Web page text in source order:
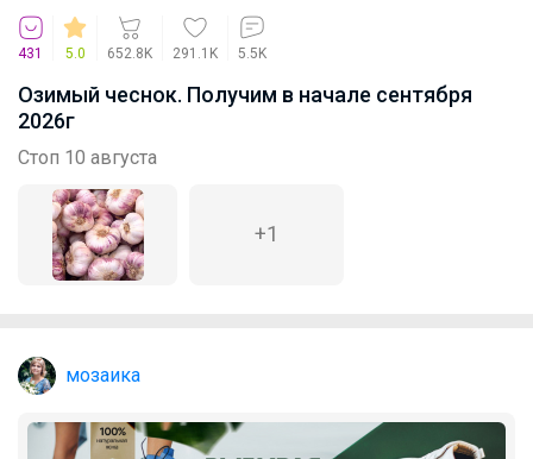
431 5.0 652.8K 291.1K 5.5K
Озимый чеснок. Получим в начале сентября
2026г
Стоп 10 августа
+1
мозаика